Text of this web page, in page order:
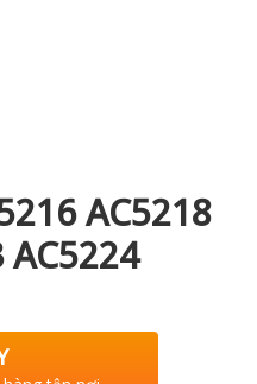
AC5218
AC5224